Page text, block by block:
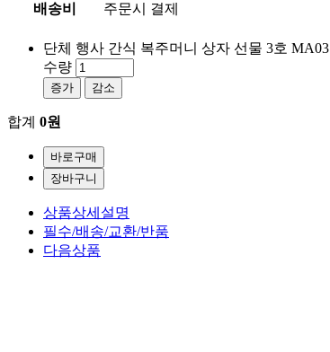
배송비
주문시 결제
단체 행사 간식 복주머니 상자 선물 3호 MA03
수량
증가 감소
합계 0원
상품상세설명
필수/배송/교환/반품
다음상품